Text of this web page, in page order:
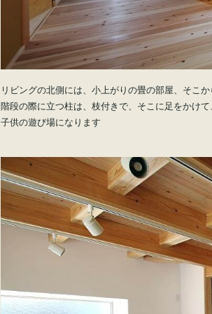
リビングの北側には、小上がりの畳の部屋、そこ
階段の際に立つ柱は、枝付きで、そこに足をかけ
子供の遊び場になります